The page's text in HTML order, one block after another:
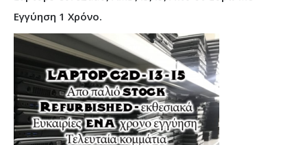
Εγγύηση 1 Χρόνο.